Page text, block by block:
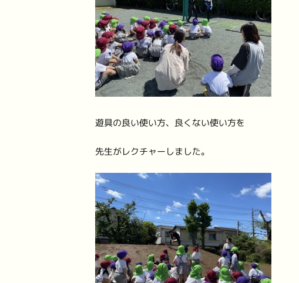
遊具の良い使い方、良くない使い方を
先生がレクチャーしました。